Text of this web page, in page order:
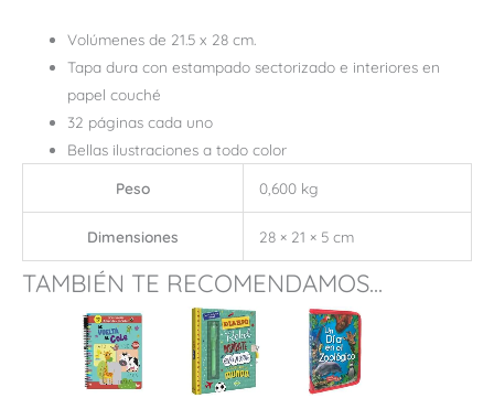
Volúmenes de 21.5 x 28 cm.
Tapa dura con estampado sectorizado e interiores en
papel couché
32 páginas cada uno
Bellas ilustraciones a todo color
Peso 0,600 kg
Dimensiones 28 × 21 × 5 cm
TAMBIÉN TE RECOMENDAMOS...